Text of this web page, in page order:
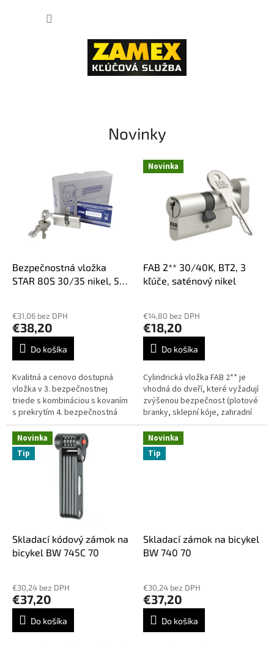
Š
O
O
B
H
O
D
E
Novinky
Bezpečnostná vložka
STAR 80S 30/35 nikel, 5
€31,06 bez DPH
€38,20
Do košíka
Kvalitná a cenovo dostupná
vložka v 3. bezpečnostnej
triede s kombináciou s kovaním
s prekrytím 4. bezpečnostná
trieda. S kopírovateľnými kľúčmi
na bezpečnostnú kartu.
Novinka
FAB 2** 30/40K, BT2, 3
kľúče, saténový nikel
€14,80 bez DPH
€18,20
Do košíka
Cylindrická vložka FAB 2** je
vhodná do dveří, které vyžadují
zvýšenou bezpečnost (plotové
branky, sklepní kóje, zahradní
chatky)• zvýšená úroveň
zabezpečení• 6ti stavítkový...
Novinka
Tip
Skladací kódový zámok na
bicykel BW 745C 70
€30,24 bez DPH
€37,20
Do košíka
Novinka
Tip
Skladací zámok na bicykel
BW 740 70
€30,24 bez DPH
€37,20
Do košíka